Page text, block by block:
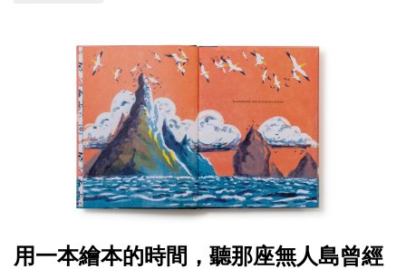
用一本繪本的時間，聽那座無人島曾經